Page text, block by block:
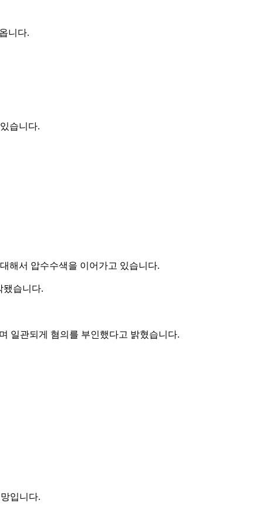
니다.
습니다.
해서 압수수색을 이어가고 있습니다.
됐습니다.
일관되게 혐의를 부인했다고 밝혔습니다.
입니다.